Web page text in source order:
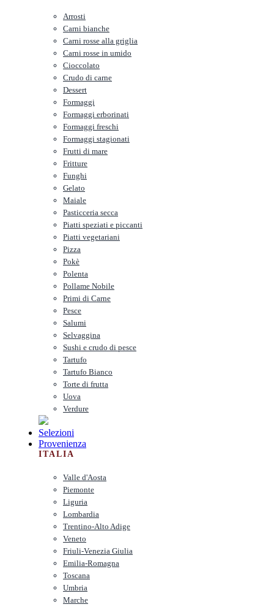
Arrosti
Carni bianche
Carni rosse alla griglia
Carni rosse in umido
Cioccolato
Crudo di carne
Dessert
Formaggi
Formaggi erborinati
Formaggi freschi
Formaggi stagionati
Frutti di mare
Fritture
Funghi
Gelato
Maiale
Pasticceria secca
Piatti speziati e piccanti
Piatti vegetariani
Pizza
Pokè
Polenta
Pollame Nobile
Primi di Carne
Pesce
Salumi
Selvaggina
Sushi e crudo di pesce
Tartufo
Tartufo Bianco
Torte di frutta
Uova
Verdure
Selezioni
Provenienza
ITALIA
Valle d'Aosta
Piemonte
Liguria
Lombardia
Trentino-Alto Adige
Veneto
Friuli-Venezia Giulia
Emilia-Romagna
Toscana
Umbria
Marche